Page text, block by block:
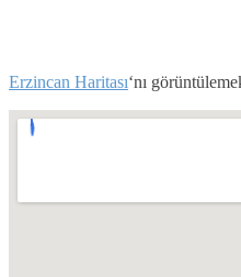
Erzincan Haritası‘nı